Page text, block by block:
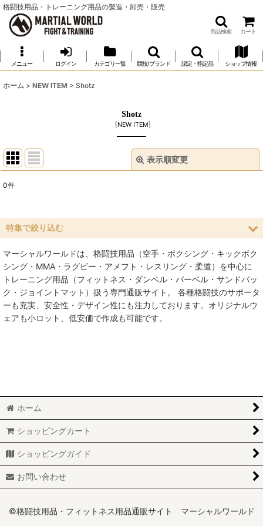
格闘技用品・トレーニング用品の製造・卸売・販売
商品検索 カート
メニュー ログイン カテゴリ一覧 競技/ブランド 認定・指定品 ショップ情報
ホーム > NEW ITEM > Shotz
Shotz
[NEW ITEM]
表示順変更
並び順:
絞り込む
0件
特集で絞り込む
空手
MMA総合格闘技
柔術
少林寺拳法
サンボ
レスリング
MARTIAL WORLD
マーシャルワールドは、格闘技用品（空手・ボクシング・キックボク
シング・MMA・ラグビー・アメフト・レスリング・柔道）を中心に
トレーニング用品（フィットネス・ダンベル・バーベル・サンドバッ
ク・ジョイントマット）扱う専門通販サイト。 各種格闘技のサポータ
ーも充実、安全性・デザイン性にも注力しております。オリジナルウ
ェアも小ロット、低安価で作成も可能です。
ホーム
ショッピングカート
ショッピングガイド
お問い合わせ
©格闘技用品・フィットネス用品通販サイト マーシャルワールド